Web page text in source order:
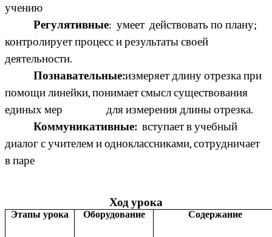
учению
Регулятивные: умеет действовать по плану;
контролирует процесс и результаты своей
деятельности.
Познавательные:измеряет длину отрезка при
помощи линейки, понимает смысл существования
единых мер для измерения длины отрезка.
Коммуникативные: вступает в учебный
диалог с учителем и одноклассниками, сотрудничает
в паре
Ход урока
Этапы урока Оборудование Содержание